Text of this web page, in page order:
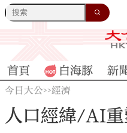
首頁 白海豚 新
今日大公>>經濟
人口經緯/AI